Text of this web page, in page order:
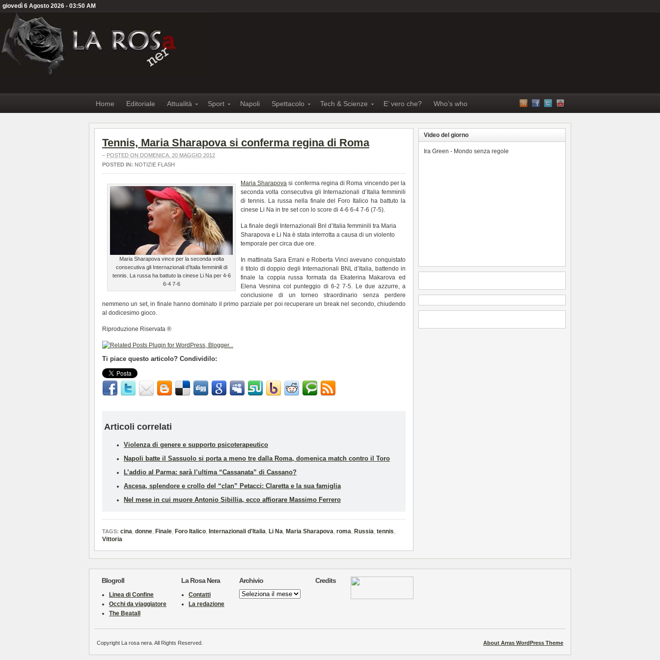
giovedì 6 Agosto 2026 - 03:50 AM
Home Editoriale Attualità Sport Napoli Spettacolo Tech & Scienze E’ vero che? Who’s who
Tennis, Maria Sharapova si conferma regina di Roma
– POSTED ON DOMENICA, 20 MAGGIO 2012
POSTED IN: NOTIZIE FLASH
Maria Sharapova vince per la seconda volta
consecutiva gli Internazionali d’Italia femminili di
tennis. La russa ha battuto la cinese Li Na per 4-6
6-4 7-6
Maria Sharapova si conferma regina di Roma vincendo per la
seconda volta consecutiva gli Internazionali d’Italia femminili
di tennis. La russa nella finale del Foro Italico ha battuto la
cinese Li Na in tre set con lo score di 4-6 6-4 7-6 (7-5).
La finale degli Internazionali Bnl d’Italia femminili tra Maria
Sharapova e Li Na è stata interrotta a causa di un violento
temporale per circa due ore.
In mattinata Sara Errani e Roberta Vinci avevano conquistato
il titolo di doppio degli Internazionali BNL d’Italia, battendo in
finale la coppia russa formata da Ekaterina Makarova ed
Elena Vesnina col punteggio di 6-2 7-5. Le due azzurre, a
conclusione di un torneo straordinario senza perdere
nemmeno un set, in finale hanno dominato il primo parziale per poi recuperare un break nel secondo, chiudendo
al dodicesimo gioco.
Riproduzione Riservata ®
Ti piace questo articolo? Condividilo:
Articoli correlati
Violenza di genere e supporto psicoterapeutico
Napoli batte il Sassuolo si porta a meno tre dalla Roma, domenica match contro il Toro
L’addio al Parma: sarà l’ultima “Cassanata” di Cassano?
Ascesa, splendore e crollo del “clan” Petacci: Claretta e la sua famiglia
Nel mese in cui muore Antonio Sibillia, ecco affiorare Massimo Ferrero
TAGS: cina, donne, Finale, Foro Italico, Internazionali d'Italia, Li Na, Maria Sharapova, roma, Russia, tennis,
Vittoria
Video del giorno
Ira Green - Mondo senza regole
Blogroll
Linea di Confine
Occhi da viaggiatore
The Beatall
La Rosa Nera
Contatti
La redazione
Archivio
Archivio
Credits
About Arras WordPress Theme
Copyright La rosa nera. All Rights Reserved.